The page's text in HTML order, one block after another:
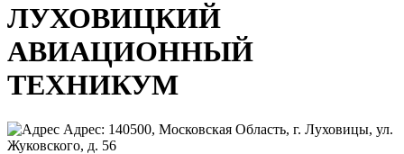
ЛУХОВИЦКИЙ
АВИАЦИОННЫЙ
ТЕХНИКУМ
Адрес: 140500, Московская Область, г. Луховицы, ул.
Жуковского, д. 56